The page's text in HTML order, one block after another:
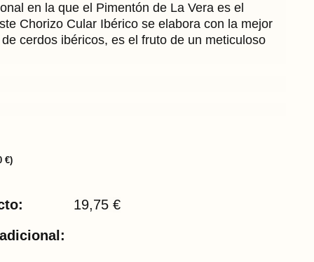
en la que el Pimentón de La Vera es el
Chorizo Cular Ibérico se elabora con la mejor
cerdos ibéricos, es el fruto de un meticuloso
€)
19,75 €